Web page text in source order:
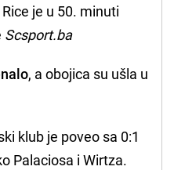
je u 50. minuti
Scsport.ba
, a obojica su ušla u
klub je poveo sa 0:1
Palaciosa i Wirtza.